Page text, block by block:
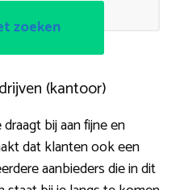
zoeken
(kantoor)
bij aan fijne en
dat klanten ook een
aanbieders die in dit